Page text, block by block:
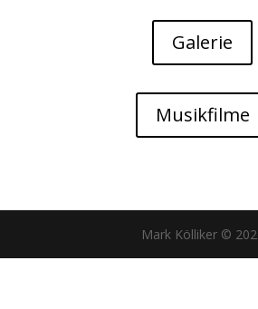
Galerie
Musikfilme
Mark Kölliker ©